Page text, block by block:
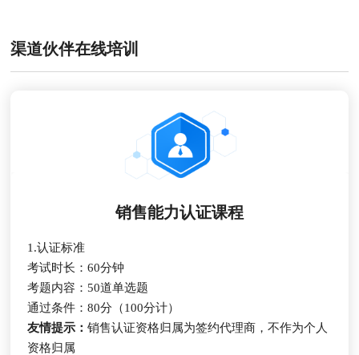
渠道伙伴在线培训
销售能力认证课程
1.认证标准
考试时长：60分钟
考题内容：50道单选题
通过条件：80分（100分计）
友情提示：销售认证资格归属为签约代理商，不作为个人
资格归属